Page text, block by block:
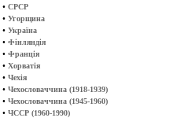
• СРСР
• Угорщина
• Україна
• Фінляндія
• Франція
• Хорватія
• Чехія
• Чехословаччина (1918-1939)
• Чехословаччина (1945-1960)
• ЧССР (1960-1990)